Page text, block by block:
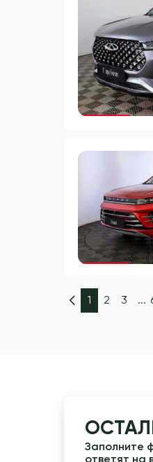
1 2 3 ...
Заполните
ответят на